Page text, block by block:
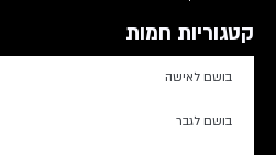
קטגוריות חמות
בושם לאישה
בושם לגבר